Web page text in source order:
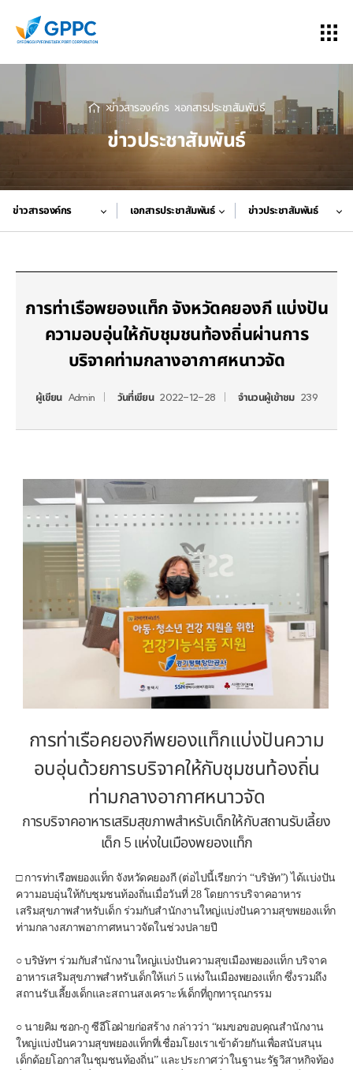
ข่าวสารองค์กร เอกสารประชาสัมพันธ์
ข่าวประชาสัมพันธ์
ข่าวสารองค์กร เอกสารประชาสัมพันธ์ ข่าวประชาสัมพันธ์
การท่าเรือพยองแท็ก จังหวัดคยองกี แบ่งปัน
ความอบอุ่นให้กับชุมชนท้องถิ่นผ่านการ
บริจาคท่ามกลางอากาศหนาวจัด
ผู้เขียน Admin วันที่เขียน 2022-12-28 จำนวนผู้เข้าชม 239
การท่าเรือคยองกีพยองแท็กแบ่งปันความ
อบอุ่นด้วยการบริจาคให้กับชุมชนท้องถิ่น
ท่ามกลางอากาศหนาวจัด
การบริจาคอาหารเสริมสุขภาพสำหรับเด็กให้กับสถานรับเลี้ยง
เด็ก 5 แห่งในเมืองพยองแท็ก
□ การท่าเรือพยองแท็ก จังหวัดคยองกี (ต่อไปนี้เรียกว่า “บริษัท”) ได้แบ่งปัน
ความอบอุ่นให้กับชุมชนท้องถิ่นเมื่อวันที่ 28 โดยการบริจาคอาหาร
เสริมสุขภาพสำหรับเด็ก ร่วมกับสำนักงานใหญ่แบ่งปันความสุขพยองแท็ก
ท่ามกลางสภาพอากาศหนาวจัดในช่วงปลายปี
○ บริษัทฯ ร่วมกับสำนักงานใหญ่แบ่งปันความสุขเมืองพยองแท็ก บริจาค
อาหารเสริมสุขภาพสำหรับเด็กให้แก่ 5 แห่งในเมืองพยองแท็ก ซึ่งรวมถึง
สถานรับเลี้ยงเด็กและสถานสงเคราะห์เด็กที่ถูกทารุณกรรม
○ นายคิม ซอก-กู ซีอีโอฝ่ายก่อสร้าง กล่าวว่า “ผมขอขอบคุณสำนักงาน
ใหญ่แบ่งปันความสุขพยองแท็กที่เชื่อมโยงเราเข้าด้วยกันเพื่อสนับสนุน
เด็กด้อยโอกาสในชุมชนท้องถิ่น” และประกาศว่าในฐานะรัฐวิสาหกิจท้อง